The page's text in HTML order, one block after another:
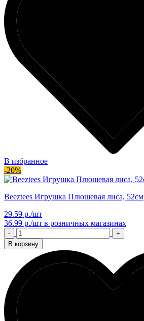
В избранное
-20%
Beeztees Игрушка Плюшевая лиса, 52см
29.59 р./шт
36.99 р./шт в розничных магазинах
-
+
В корзину